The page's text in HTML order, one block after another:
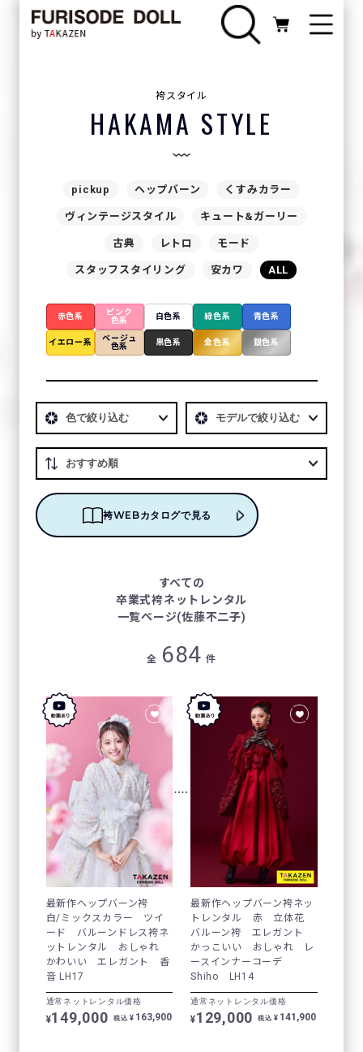
袴スタイル
HAKAMA STYLE
pickup ヘップバーン くすみカラー
ヴィンテージスタイル キュート&ガーリー
古典 レトロ モード
スタッフスタイリング 安カワ ALL
赤色系
ピンク
色系
白色系 緑色系 青色系
イエロー系
ベージュ
色系
黒色系 金色系 銀色系
袴WEBカタログで見る
すべての
卒業式袴ネットレンタル
一覧ページ(佐藤不二子)
全 684 件
最新作ヘップバーン袴
白/ミックスカラー ツイ
ード バルーンドレス袴ネ
ットレンタル おしゃれ
かわいい エレガント 香
音 LH17
通常ネットレンタル価格
¥149,000 税込 ¥ 163,900
最新作ヘップバーン袴ネッ
トレンタル 赤 立体花
バルーン袴 エレガント
かっこいい おしゃれ レ
ースインナーコーデ
Shiho LH14
通常ネットレンタル価格
¥129,000 税込 ¥ 141,900